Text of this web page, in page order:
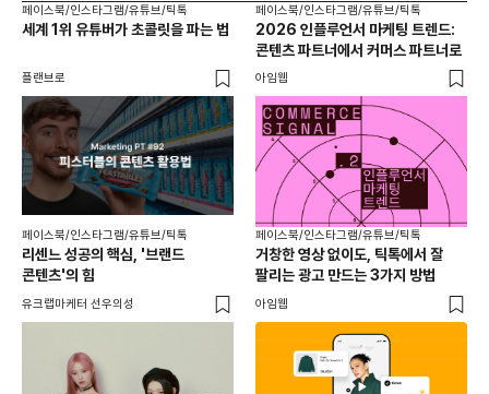
페이스북/인스타그램/유튜브/틱톡
세계 1위 유튜버가 초콜릿을 파는 법
플랜브로
페이스북/인스타그램/유튜브/틱톡
2026 인플루언서 마케팅 트렌드:
콘텐츠 파트너에서 커머스 파트너로
아임웹
페이스북/인스타그램/유튜브/틱톡
리센느 성공의 핵심, '브랜드
콘텐츠'의 힘
유크랩마케터 선우의성
페이스북/인스타그램/유튜브/틱톡
거창한 영상 없이도, 틱톡에서 잘
팔리는 광고 만드는 3가지 방법
아임웹